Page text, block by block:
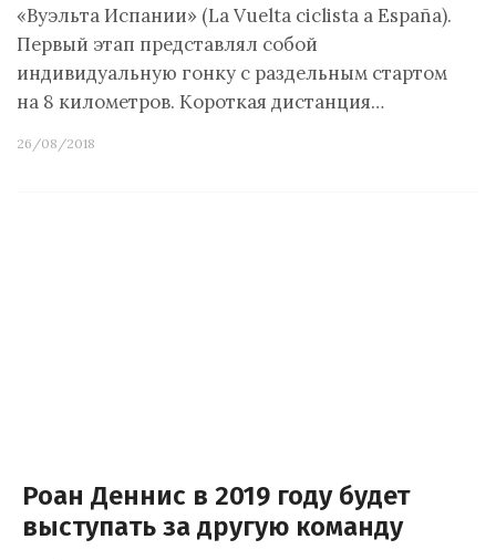
«Вуэльта Испании» (La Vuelta ciclista a España).
Первый этап представлял собой
индивидуальную гонку с раздельным стартом
на 8 километров. Короткая дистанция…
26/08/2018
Роан Деннис в 2019 году будет
выступать за другую команду